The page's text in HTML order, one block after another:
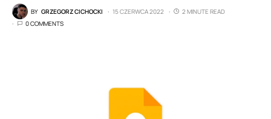
BY GRZEGORZ CICHOCKI 15 CZERWCA 2022
2 MINUTE READ
0 COMMENTS